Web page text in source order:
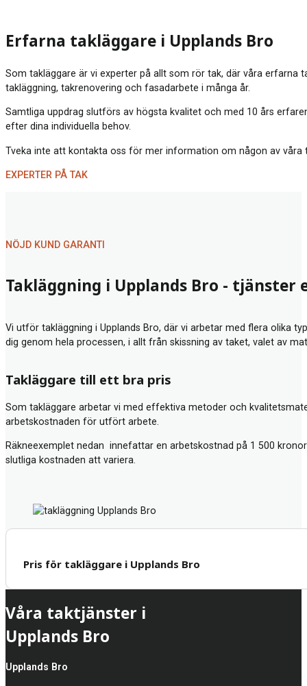
Erfarna takläggare i Upplands Bro
Som takläggare är vi experter på allt som rör tak, där våra erfarna
takläggning, takrenovering och fasadarbete i många år.
Samtliga uppdrag slutförs av högsta kvalitet och med 10 års
efter dina individuella behov.
Tveka inte att kontakta oss för mer information om någon av
EXPERTER PÅ TAK
Takläggning i Upplands Bro - tjänster
Vi utför takläggning i Upplands Bro, där vi arbetar med flera olika
dig genom hela processen, i allt från skissning av taket, valet av
NÖJD KUND GARANTI
Takläggare till ett bra pris
Som takläggare arbetar vi med effektiva metoder och
arbetskostnaden för utfört arbete.
Räkneexemplet nedan innefattar en arbetskostnad på 1 500
slutliga kostnaden att variera.
Pris för takläggare i Upplands Bro
Våra taktjänster i
Upplands Bro
Upplands Bro